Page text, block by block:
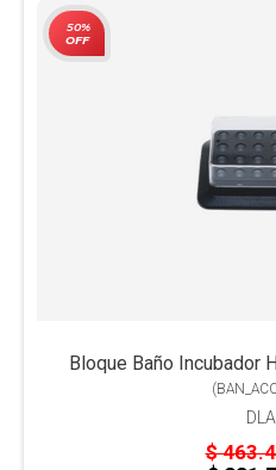
50%
OFF
Bloque Baño Incubador
(
$